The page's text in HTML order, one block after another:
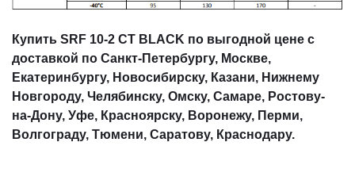
Купить SRF 10-2 CT BLACK по выгодной цене с
доставкой по Санкт-Петербургу, Москве,
Екатеринбургу, Новосибирску, Казани, Нижнему
Новгороду, Челябинску, Омску, Самаре, Ростову-
на-Дону, Уфе, Красноярску, Воронежу, Перми,
Волгограду, Тюмени, Саратову, Краснодару.